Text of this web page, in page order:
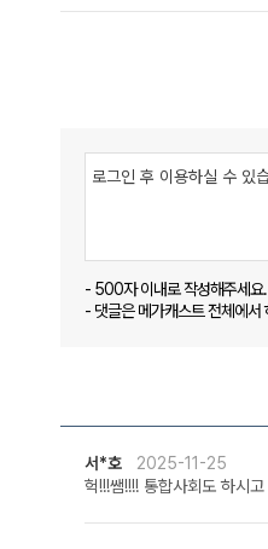
- 500자 이내로 작성해주세요.
- 댓글은 메가캐스트 전체에서
서*호 2025-11-25
헉!!!쌤!!!! 통합사회도 하시